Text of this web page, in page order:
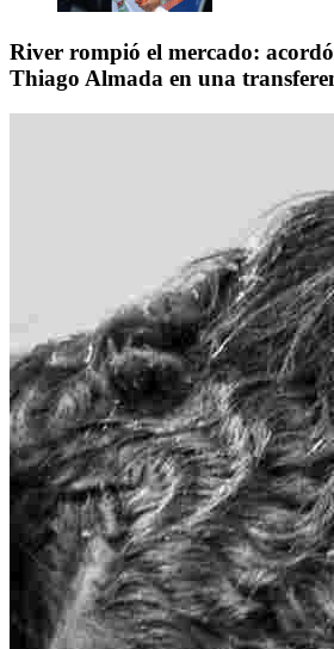
River rompió el mercado:
Thiago Almada en una